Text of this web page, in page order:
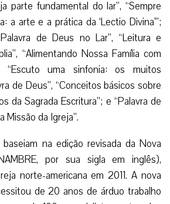
é o papel da Palavra de Deus na vida
paroquial, o uso da Bíblia no culto
fazer uma Vigília Bíblica.
materiais: “Como fazer que a
parte fundamental do lar”, “Sempre
a arte e a prática da ‘Lectio Divina'”;
de Deus no Lar”, “Leitura e
“Escuto uma sinfonia: os muitos
de Deus”, “Conceitos básicos sobre
da Sagrada Escritura”; e “Palavra de
Missão da Igreja”.